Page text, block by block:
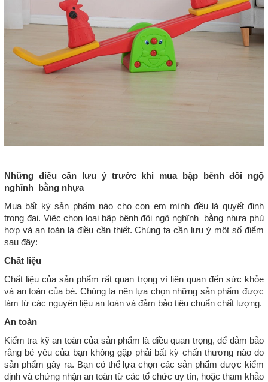
Những điều cần lưu ý trước khi mua bập bênh đôi ngộ
nghĩnh
bằng nhựa
Mua bất kỳ sản phẩm nào cho con em mình đều là quyết định
trọng đại. Việc chọn loại bập bênh đôi ngộ nghĩnh bằng nhựa phù
hợp và an toàn là điều cần thiết. Chúng ta cần lưu ý một số điểm
sau đây:
Chất liệu
Chất liệu của sản phẩm rất quan trọng vì liên quan đến sức khỏe
và an toàn của bé. Chúng ta nên lựa chọn những sản phẩm được
làm từ các nguyên liệu an toàn và đảm bảo tiêu chuẩn chất lượng.
An toàn
Kiểm tra kỹ an toàn của sản phẩm là điều quan trọng, để đảm bảo
rằng bé yêu của bạn không gặp phải bất kỳ chấn thương nào do
sản phẩm gây ra. Bạn có thể lựa chọn các sản phẩm được kiểm
định và chứng nhận an toàn từ các tổ chức uy tín, hoặc tham khảo